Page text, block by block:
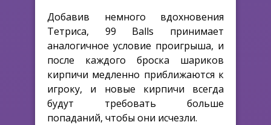
Добавив немного вдохновения
Тетриса, 99 Balls принимает
аналогичное условие проигрыша, и
после каждого броска шариков
кирпичи медленно приближаются к
игроку, и новые кирпичи всегда
будут требовать больше
попаданий, чтобы они исчезли.